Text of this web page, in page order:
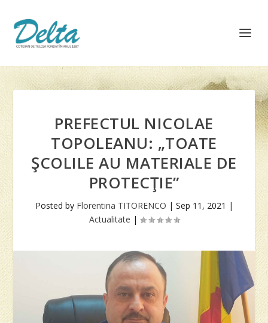
PREFECTUL NICOLAE
TOPOLEANU: „TOATE
ŞCOLILE AU MATERIALE DE
PROTECŢIE”
Posted by Florentina TITORENCO | Sep 11, 2021 |
Actualitate |